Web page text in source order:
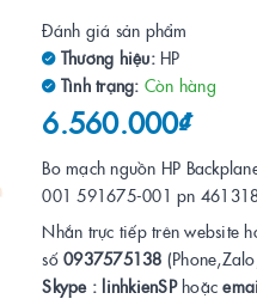
Đánh giá sản phẩm
Thương hiệu: HP
Tình trạng: Còn hàng
6.560.000₫
Bo mạch nguồn HP
001 591675-001 pn
Nhắn trực tiếp trên website
số0937575138
Skype : linhkienSPhoặc